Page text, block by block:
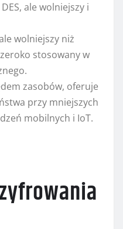
ale wolniejszy i
wolniejszy niż
stosowany w
zasobów, oferuje
przy mniejszych
mobilnych i IoT.